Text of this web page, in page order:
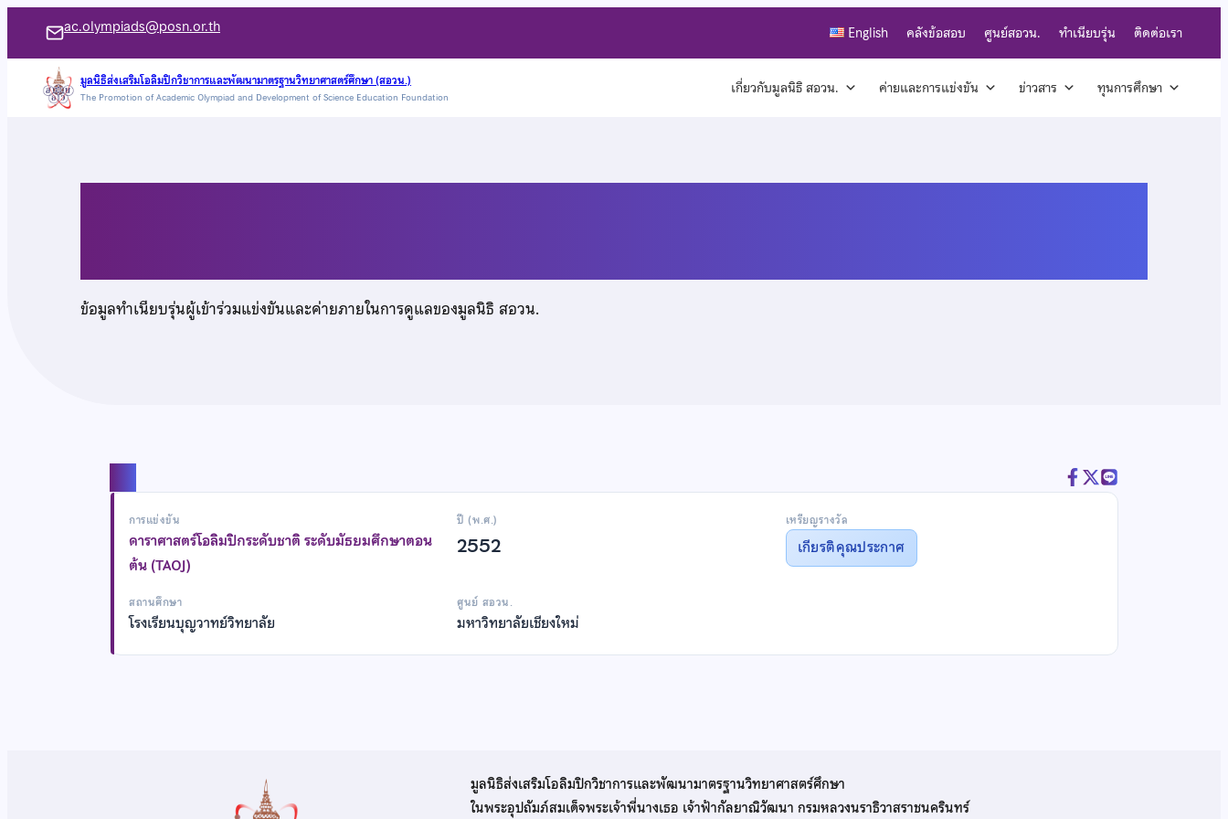
เนื้อหา
ac.olympiads@posn.or.th English คลังข้อสอบ ศูนย์สอวน. ทำเนียบรุ่น ติดต่อเรา
มูลนิธิส่งเสริมโอลิมปิกวิชาการและพัฒนามาตรฐานวิทยาศาสตร์ศึกษา (สอวน.)
The Promotion of Academic Olympiad and Development of Science Education Foundation เกี่ยวกับมูลนิธิ สอวน. ค่ายและการแข่งขัน ข่าวสาร ทุนการศึกษา
ข้อมูลทำเนียบรุ่นผู้เข้าร่วมแข่งขันและค่ายภายในการดูแลของมูลนิธิ สอวน.
การแข่งขัน
ดาราศาสตร์โอลิมปิกระดับชาติ ระดับมัธยมศึกษาตอน
ต้น (TAOJ)
ปี (พ.ศ.)
2552
เหรียญรางวัล
เกียรติคุณประกาศ
สถานศึกษา
โรงเรียนบุญวาทย์วิทยาลัย
ศูนย์ สอวน.
มหาวิทยาลัยเชียงใหม่
มูลนิธิส่งเสริมโอลิมปิกวิชาการและพัฒนามาตรฐานวิทยาศาสตร์ศึกษา
ในพระอุปถัมภ์สมเด็จพระเจ้าพี่นางเธอ เจ้าฟ้ากัลยาณิวัฒนา กรมหลวงนราธิวาสราชนครินทร์